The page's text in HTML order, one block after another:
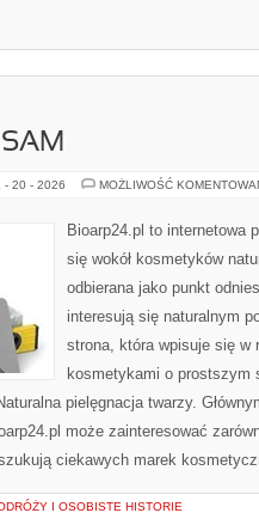
- 20 - 2026 MOŻLIWOŚĆ
Bioarp24.pl to internetowa
się wokół kosmetyków
odbierana jako punkt
interesują się naturalnym
strona, która wpisuje się w
kosmetykami o prostszym
pielęgnacja twarzy.
może zainteresować
ciekawych marek
I OSOBISTE HISTORIE